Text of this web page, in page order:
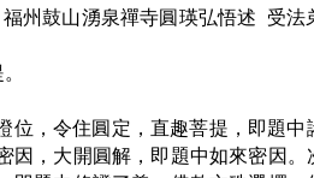
福州鼓山湧泉禪寺圓瑛弘悟述 受法
位，令住圓定，直趣菩提，即題中
因，大開圓解，即題中如來密因。